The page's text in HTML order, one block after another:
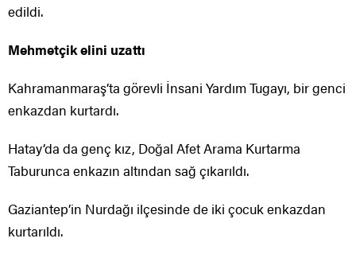
edildi.
Mehmetçik elini uzattı
Kahramanmaraş’ta görevli İnsani Yardım Tugayı, bir genci
enkazdan kurtardı.
Hatay’da da genç kız, Doğal Afet Arama Kurtarma
Taburunca enkazın altından sağ çıkarıldı.
Gaziantep’in Nurdağı ilçesinde de iki çocuk enkazdan
kurtarıldı.